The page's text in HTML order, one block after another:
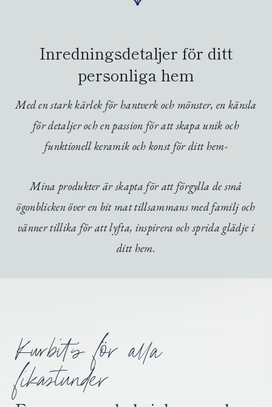
Inredningsdetaljer för ditt
personliga hem
Med en stark kärlek för hantverk och mönster, en känsla
för detaljer och en passion för att skapa unik och
funktionell keramik och konst för ditt hem-
Mina produkter är skapta för att förgylla de små
ögonblicken över en bit mat tillsammans med familj och
vänner tillika för att lyfta, inspirera och sprida glädje i
ditt hem.
Kurbits för alla
fikastunder